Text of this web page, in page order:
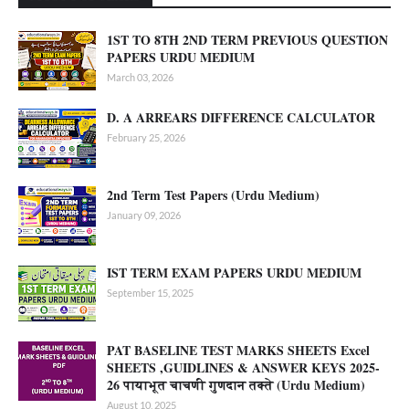
1ST TO 8TH 2ND TERM PREVIOUS QUESTION
PAPERS URDU MEDIUM
March 03, 2026
D. A ARREARS DIFFERENCE CALCULATOR
February 25, 2026
2nd Term Test Papers (Urdu Medium)
January 09, 2026
IST TERM EXAM PAPERS URDU MEDIUM
September 15, 2025
PAT BASELINE TEST MARKS SHEETS Excel
SHEETS ,GUIDLINES & ANSWER KEYS 2025-
26 पायाभूत चाचणी गुणदान तक्ते (Urdu Medium)
August 10, 2025